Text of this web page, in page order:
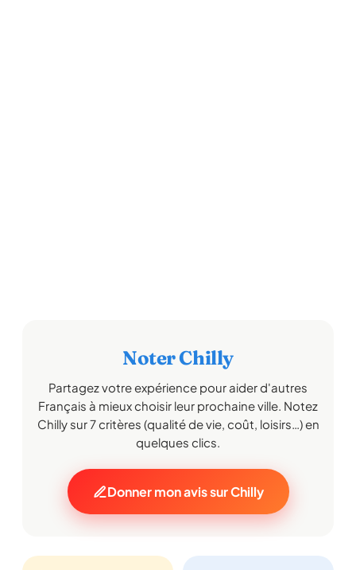
Noter Chilly
Partagez votre expérience pour aider d'autres
Français à mieux choisir leur prochaine ville. Notez
Chilly sur 7 critères (qualité de vie, coût, loisirs…) en
quelques clics.
Donner mon avis sur Chilly